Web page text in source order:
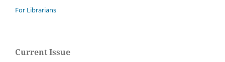
For Librarians
Current Issue